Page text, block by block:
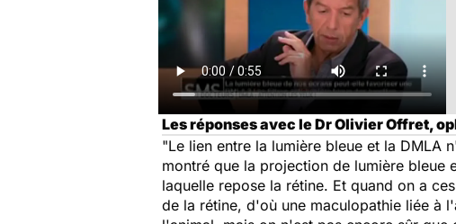
Les réponses avec le Dr Olivier Offret,
"Le lien entre la lumière bleue et la DMLA
montré que la projection de lumière bleue
laquelle repose la rétine. Et quand on a
de la rétine, d'où une maculopathie liée à